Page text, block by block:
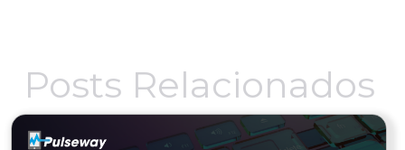
Posts Relacionados